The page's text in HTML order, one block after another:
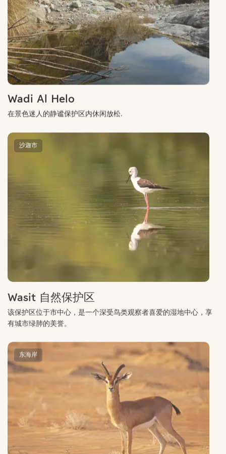
Wadi Al Helo
在景色迷人的静谧保护区内休闲放松.
Wasit 自然保护区
该保护区位于市中心，是一个深受鸟类观察者喜爱的湿地中心，享
有城市绿肺的美誉。